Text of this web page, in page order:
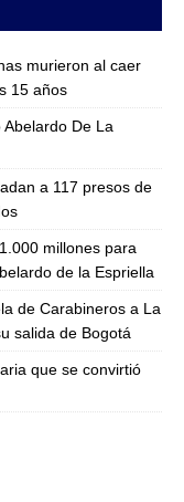
murieron al caer
15 años
De La
a 117 presos de
millones para
de la Espriella
de Carabineros a La
salida de Bogotá
que se convirtió